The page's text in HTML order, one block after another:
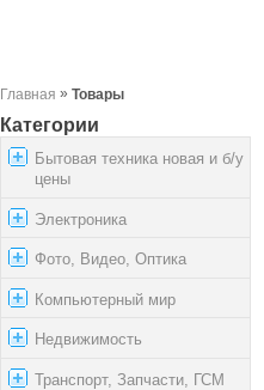
Главная » Товары
Категории
Бытовая техника новая и б/у
цены
Электроника
Фото, Видео, Оптика
Компьютерный мир
Недвижимость
Транспорт, Запчасти, ГСМ